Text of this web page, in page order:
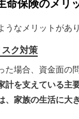
命保険のメリ
なメリットがあり
ク対策
た場合、資金面の
計を支えている主
、家族の生活に大